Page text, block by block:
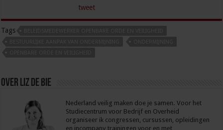
tweet
Tags
Over Liz de Bie
Nederland veilig maken doe je samen. Voor het
Studiecentrum voor Bedrijf en Overheid
organiseer ik congressen, cursussen, opleidingen
en incompany trainingen voor en met